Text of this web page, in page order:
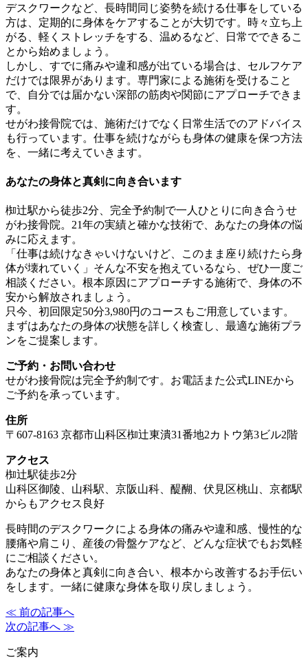
デスクワークなど、長時間同じ姿勢を続ける仕事をしている
方は、定期的に身体をケアすることが大切です。時々立ち上
がる、軽くストレッチをする、温めるなど、日常でできるこ
とから始めましょう。
しかし、すでに痛みや違和感が出ている場合は、セルフケア
だけでは限界があります。専門家による施術を受けること
で、自分では届かない深部の筋肉や関節にアプローチできま
す。
せがわ接骨院では、施術だけでなく日常生活でのアドバイス
も行っています。仕事を続けながらも身体の健康を保つ方法
を、一緒に考えていきます。
あなたの身体と真剣に向き合います
椥辻駅から徒歩2分、完全予約制で一人ひとりに向き合うせ
がわ接骨院。21年の実績と確かな技術で、あなたの身体の悩
みに応えます。
「仕事は続けなきゃいけないけど、このまま座り続けたら身
体が壊れていく」そんな不安を抱えているなら、ぜひ一度ご
相談ください。根本原因にアプローチする施術で、身体の不
安から解放されましょう。
只今、初回限定50分3,980円のコースもご用意しています。
まずはあなたの身体の状態を詳しく検査し、最適な施術プラ
ンをご提案します。
ご予約・お問い合わせ
せがわ接骨院は完全予約制です。お電話また公式LINEから
ご予約を承っています。
住所
〒607-8163 京都市山科区椥辻東潰31番地2カトウ第3ビル2階
アクセス
椥辻駅徒歩2分
山科区御陵、山科駅、京阪山科、醍醐、伏見区桃山、京都駅
からもアクセス良好
長時間のデスクワークによる身体の痛みや違和感、慢性的な
腰痛や肩こり、産後の骨盤ケアなど、どんな症状でもお気軽
にご相談ください。
あなたの身体と真剣に向き合い、根本から改善するお手伝い
をします。一緒に健康な身体を取り戻しましょう。
≪ 前の記事へ
次の記事へ ≫
ご案内